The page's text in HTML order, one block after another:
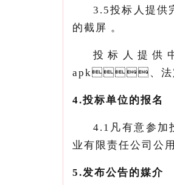
3.5投标人提供
的截屏。
投标人提供
apk、法定
4.投标单位的报名
4.1 凡有意参加
业有限责任公司公用
5.发布公告的媒介